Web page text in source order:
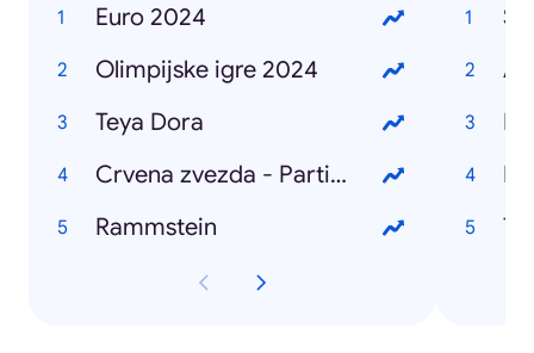
Euro 2024
Olimpijske igre 2024
Teya Dora
Crvena zvezda - Partizan
Rammstein